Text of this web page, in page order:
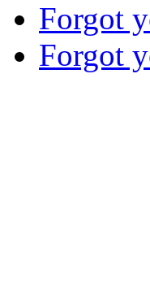
Forgot
Forgot